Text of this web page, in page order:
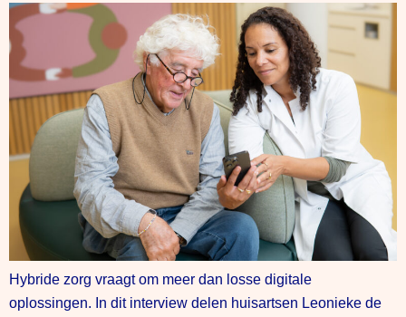
Hybride zorg vraagt om meer dan losse digitale
oplossingen. In dit interview delen huisartsen Leonieke de